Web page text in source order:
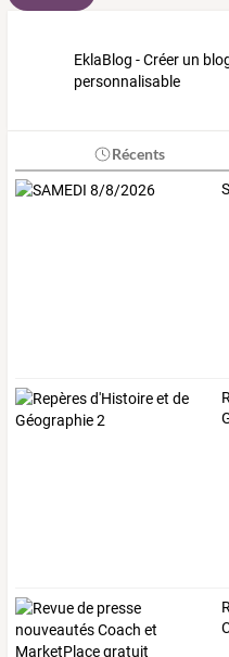
EklaBlog - Créer un
personnalisable
Récents